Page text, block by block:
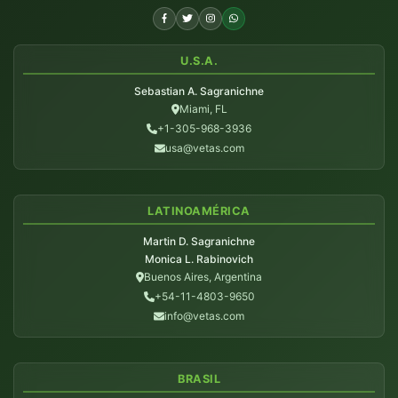
U.S.A.
Sebastian A. Sagranichne
Miami, FL
+1-305-968-3936
usa@vetas.com
LATINOAMÉRICA
Martin D. Sagranichne
Monica L. Rabinovich
Buenos Aires, Argentina
+54-11-4803-9650
info@vetas.com
BRASIL